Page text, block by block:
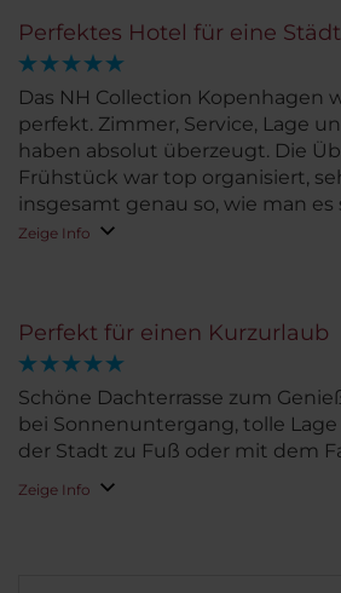
Perfektes Hotel für eine
Das NH Collection Kopenhagen
perfekt. Zimmer, Service, Lage
haben absolut überzeugt. Die
Frühstück war top organisiert,
insgesamt genau so, wie man
Klare Empfehlung!
Zeige Info
Perfekt für einen Kurzurlaub
Schöne Dachterrasse zum
bei Sonnenuntergang, tolle
der Stadt zu Fuß oder mit dem
Zeige Info